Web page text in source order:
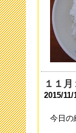
2016年
平成
2016年
中庭
2016年
2016年
１１
2015/11/
今日の